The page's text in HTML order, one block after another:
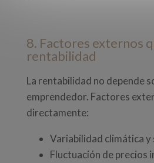
8. Factores externos
rentabilidad
La rentabilidad no depende
emprendedor. Factores
directamente:
Variabilidad climática y
Fluctuación de precios